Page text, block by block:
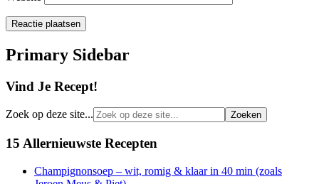
Primary Sidebar
Vind Je Recept!
Zoek op deze site...
15 Allernieuwste Recepten
Champignonsoep – wit, romig & klaar in 40 min (zoals